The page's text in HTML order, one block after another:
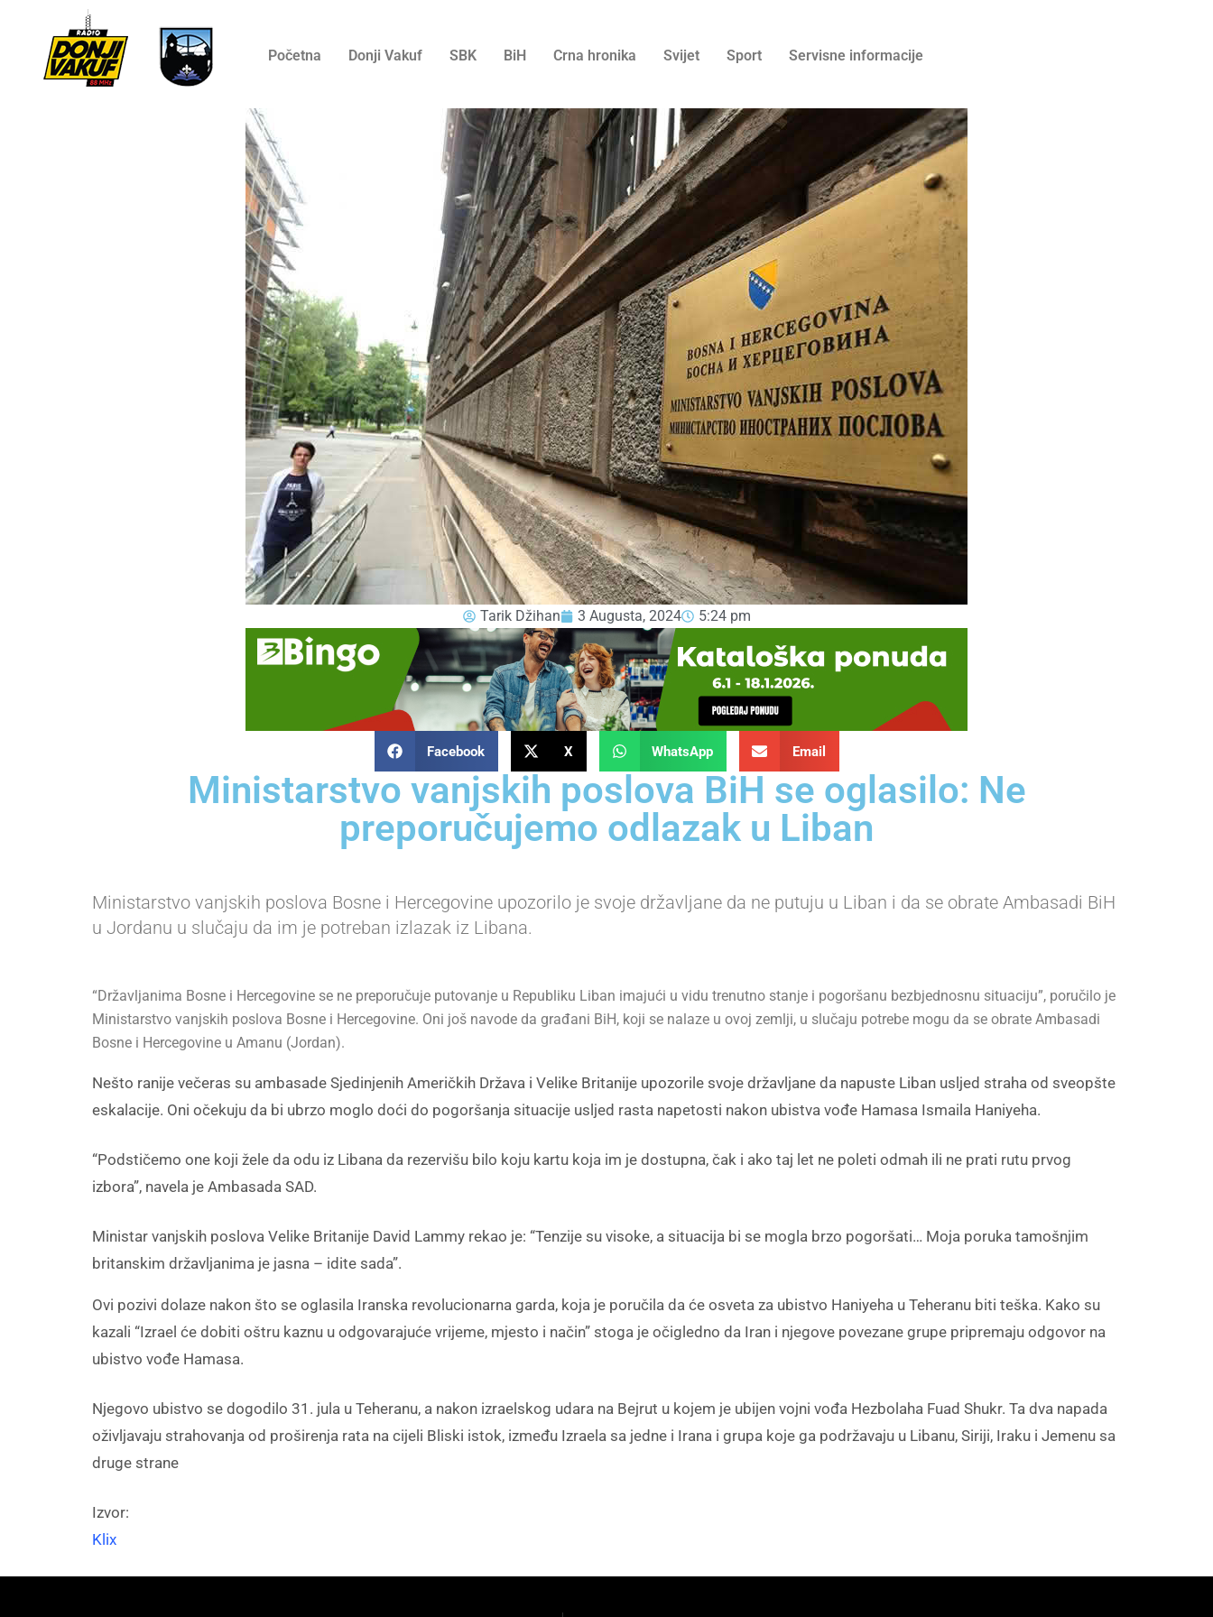
Početna Donji Vakuf SBK BiH Crna hronika Svijet Sport Servisne informacije
Tarik Džihan 3 Augusta, 2024 5:24 pm
Facebook X WhatsApp Email
Ministarstvo vanjskih poslova BiH se oglasilo: Ne
preporučujemo odlazak u Liban
Ministarstvo vanjskih poslova Bosne i Hercegovine upozorilo je svoje državljane da ne putuju u Liban i da se obrate Ambasadi BiH
u Jordanu u slučaju da im je potreban izlazak iz Libana.
“Državljanima Bosne i Hercegovine se ne preporučuje putovanje u Republiku Liban imajući u vidu trenutno stanje i pogoršanu bezbjednosnu situaciju”, poručilo je
Ministarstvo vanjskih poslova Bosne i Hercegovine. Oni još navode da građani BiH, koji se nalaze u ovoj zemlji, u slučaju potrebe mogu da se obrate Ambasadi
Bosne i Hercegovine u Amanu (Jordan).
Nešto ranije večeras su ambasade Sjedinjenih Američkih Država i Velike Britanije upozorile svoje državljane da napuste Liban usljed straha od sveopšte
eskalacije. Oni očekuju da bi ubrzo moglo doći do pogoršanja situacije usljed rasta napetosti nakon ubistva vođe Hamasa Ismaila Haniyeha.
“Podstičemo one koji žele da odu iz Libana da rezervišu bilo koju kartu koja im je dostupna, čak i ako taj let ne poleti odmah ili ne prati rutu prvog
izbora”, navela je Ambasada SAD.
Ministar vanjskih poslova Velike Britanije David Lammy rekao je: “Tenzije su visoke, a situacija bi se mogla brzo pogoršati… Moja poruka tamošnjim
britanskim državljanima je jasna – idite sada”.
Ovi pozivi dolaze nakon što se oglasila Iranska revolucionarna garda, koja je poručila da će osveta za ubistvo Haniyeha u Teheranu biti teška. Kako su
kazali “Izrael će dobiti oštru kaznu u odgovarajuće vrijeme, mjesto i način” stoga je očigledno da Iran i njegove povezane grupe pripremaju odgovor na
ubistvo vođe Hamasa.
Njegovo ubistvo se dogodilo 31. jula u Teheranu, a nakon izraelskog udara na Bejrut u kojem je ubijen vojni vođa Hezbolaha Fuad Shukr. Ta dva napada
oživljavaju strahovanja od proširenja rata na cijeli Bliski istok, između Izraela sa jedne i Irana i grupa koje ga podržavaju u Libanu, Siriji, Iraku i Jemenu sa
druge strane
Izvor:
Klix